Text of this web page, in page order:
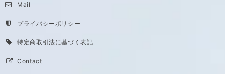
Mail
プライバシーポリシー
特定商取引法に基づく表記
Contact